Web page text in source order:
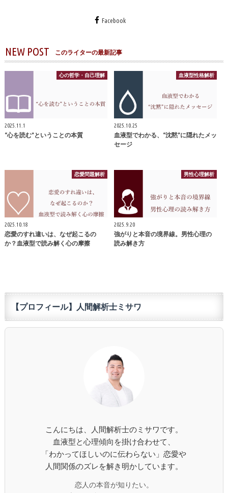
Facebook
NEW POST このライターの最新記事
心の哲学・自己理解
2025.11.1
“心を読む”ということの本質
血液型性格解析
2025.10.25
血液型でわかる、“沈黙”に隠れたメッ
セージ
恋愛問題解析
2025.10.18
恋愛のすれ違いは、なぜ起こるの
か？血液型で読み解く心の摩擦
男性心理解析
2025.9.20
強がりと本音の境界線。男性心理の
読み解き方
【プロフィール】人間解析士ミサワ
こんにちは、人間解析士のミサワです。
血液型と心理傾向を掛け合わせて、
「わかってほしいのに伝わらない」恋愛や
人間関係のズレを解き明かしています。
恋人の本音が知りたい。